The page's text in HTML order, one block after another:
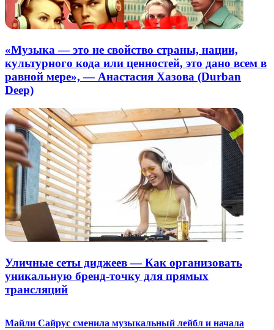
«Музыка — это не свойство страны, нации,
культурного кода или ценностей, это дано всем в
равной мере», — Анастасия Хазова (Durban
Deep)
Уличные сеты диджеев — Как организовать
уникальную бренд-точку для прямых
трансляций
Майли Сайрус сменила музыкальный лейбл и начала